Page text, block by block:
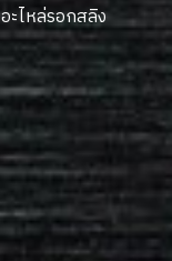
อะไหล่รอกสลิง